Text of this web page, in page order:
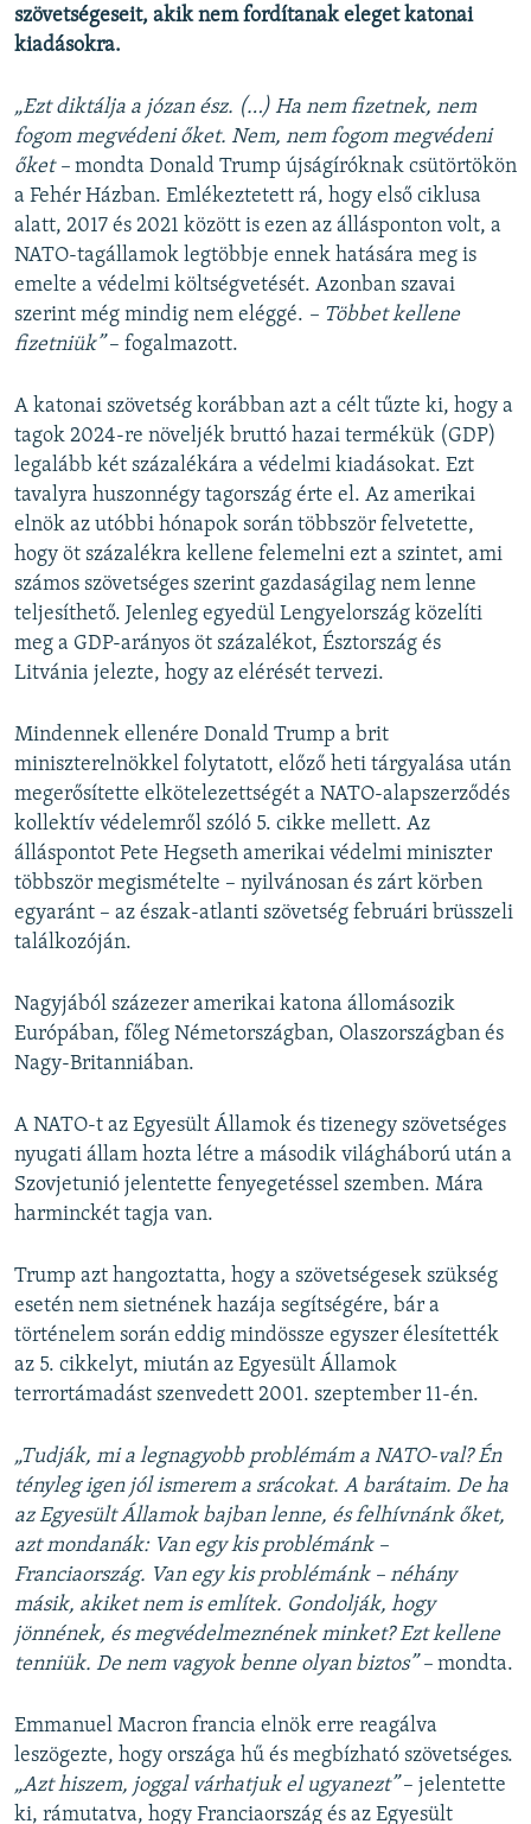
Valamennyi RFE/RL weboldal
szövetségeseit, akik nem fordítanak eleget katonai
kiadásokra.
„Ezt diktálja a józan ész. (…) Ha nem fizetnek, nem
fogom megvédeni őket. Nem, nem fogom megvédeni
őket – mondta Donald Trump újságíróknak csütörtökön
a Fehér Házban. Emlékeztetett rá, hogy első ciklusa
alatt, 2017 és 2021 között is ezen az állásponton volt, a
NATO-tagállamok legtöbbje ennek hatására meg is
emelte a védelmi költségvetését. Azonban szavai
szerint még mindig nem eléggé. – Többet kellene
fizetniük”– fogalmazott.
A katonai szövetség korábban azt a célt tűzte ki, hogy a
tagok 2024-re növeljék bruttó hazai termékük (GDP)
legalább két százalékára a védelmi kiadásokat. Ezt
tavalyra huszonnégy tagország érte el. Az amerikai
elnök az utóbbi hónapok során többször felvetette,
hogy öt százalékra kellene felemelni ezt a szintet, ami
számos szövetséges szerint gazdaságilag nem lenne
teljesíthető. Jelenleg egyedül Lengyelország közelíti
meg a GDP-arányos öt százalékot, Észtország és
Litvánia jelezte, hogy az elérését tervezi.
Mindennek ellenére Donald Trump a brit
miniszterelnökkel folytatott, előző heti tárgyalása után
megerősítette elkötelezettségét a NATO-alapszerződés
kollektív védelemről szóló 5. cikke mellett. Az
álláspontot Pete Hegseth amerikai védelmi miniszter
többször megismételte – nyilvánosan és zárt körben
egyaránt – az észak-atlanti szövetség februári brüsszeli
találkozóján.
Nagyjából százezer amerikai katona állomásozik
Európában, főleg Németországban, Olaszországban és
Nagy-Britanniában.
A NATO-t az Egyesült Államok és tizenegy szövetséges
nyugati állam hozta létre a második világháború után a
Szovjetunió jelentette fenyegetéssel szemben. Mára
harminckét tagja van.
Trump azt hangoztatta, hogy a szövetségesek szükség
esetén nem sietnének hazája segítségére, bár a
történelem során eddig mindössze egyszer élesítették
az 5. cikkelyt, miután az Egyesült Államok
terrortámadást szenvedett 2001. szeptember 11-én.
„Tudják, mi a legnagyobb problémám a NATO-val? Én
tényleg igen jól ismerem a srácokat. A barátaim. De ha
az Egyesült Államok bajban lenne, és felhívnánk őket,
azt mondanák: Van egy kis problémánk –
Franciaország. Van egy kis problémánk – néhány
másik, akiket nem is említek. Gondolják, hogy
jönnének, és megvédelmeznének minket? Ezt kellene
tenniük. De nem vagyok benne olyan biztos” – mondta.
Emmanuel Macron francia elnök erre reagálva
leszögezte, hogy országa hű és megbízható szövetséges.
„Azt hiszem, joggal várhatjuk el ugyanezt”– jelentette
ki, rámutatva, hogy Franciaország és az Egyesült